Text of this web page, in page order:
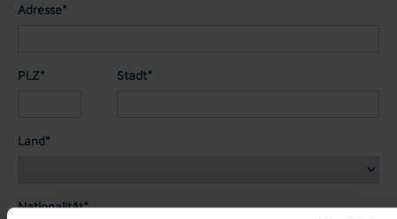
Adresse*
PLZ* Stadt*
Land*
Nationalität*